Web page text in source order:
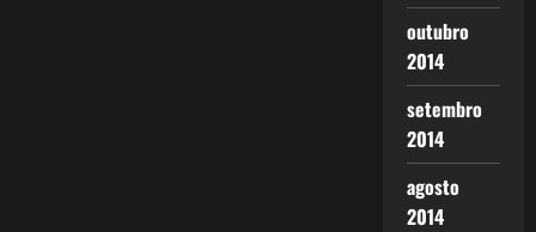
outubro
2014
setembro
2014
agosto
2014